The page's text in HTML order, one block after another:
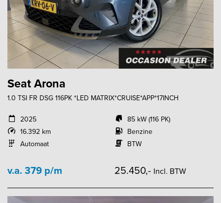
Seat Arona
1.0 TSI FR DSG 116PK *LED MATRIX*CRUISE*APP*17INCH
2025
16.392 km
Automaat
85 kW (116 PK)
Benzine
BTW
v.a. 379 p/m 25.450,- Incl. BTW